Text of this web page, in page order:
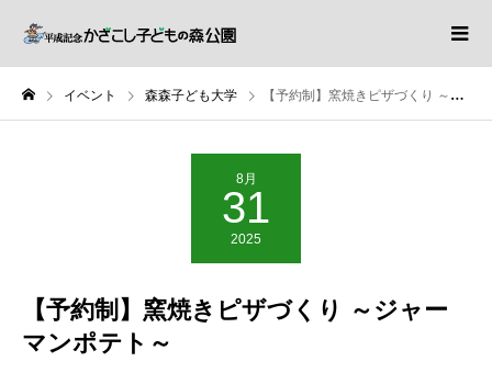
イベント 森森子ども大学 【予約制】窯焼きピザづくり ～ジャーマンポテト～
8月
31
2025
【予約制】窯焼きピザづくり ～ジャー
マンポテト～